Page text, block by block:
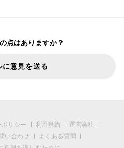
点はありますか？
に意見を送る
リシー 利用規約
運営会社
い合わせ
よくある質問